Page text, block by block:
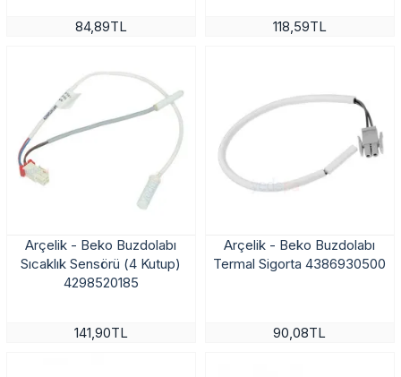
84,89TL 118,59TL
Arçelik - Beko Buzdolabı
Sıcaklık Sensörü (4 Kutup)
4298520185
141,90TL
Arçelik - Beko Buzdolabı
Termal Sigorta 4386930500
90,08TL